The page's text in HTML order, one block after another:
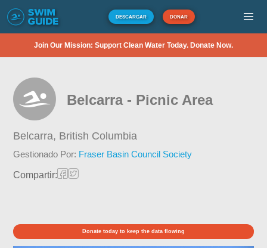
DESCARGAR DONAR
Join Our Mission: Support Clean Water Today. Donate Now.
Belcarra - Picnic Area
Belcarra, British Columbia
Gestionado Por: Fraser Basin Council Society
Compartir:
Donate today to keep the data flowing